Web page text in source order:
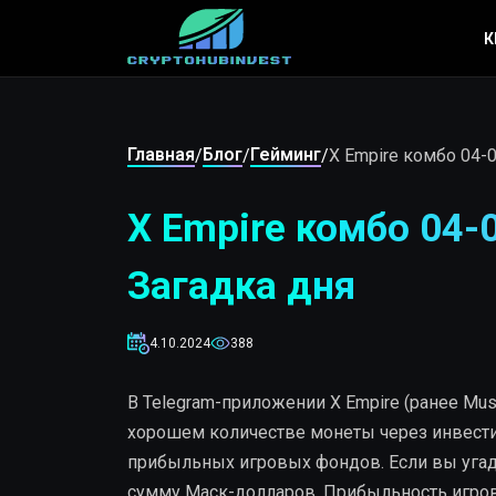
Главная/Блог/Гейминг/X Empire комбо 04-
X Empire комбо 04-
Загадка дня
4.10.2024 388
В Telegram-приложении X Empire (ранее
хорошем количестве монеты через
прибыльных игровых фондов. Если вы